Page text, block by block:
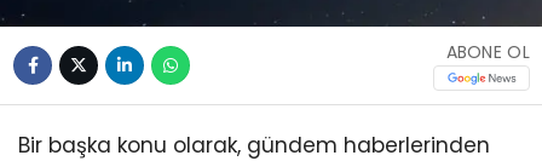
ABONE OL
Bir başka konu olarak, gündem haberlerinden